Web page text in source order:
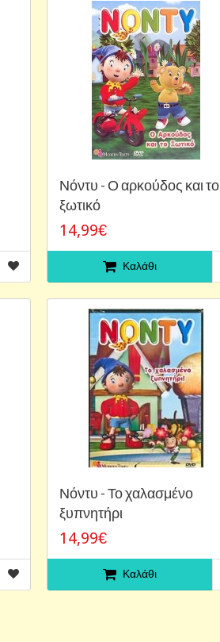
Νόντυ - Ο αρκούδος και το
ξωτικό
14,99€
Καλάθι
Νόντυ - Το χαλασμένο
ξυπνητήρι
14,99€
Καλάθι